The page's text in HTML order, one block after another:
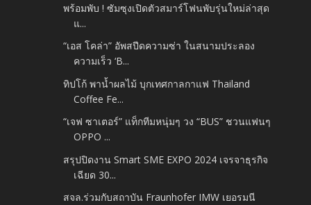
พร้อมพับ ! ซัมซุงเปิดตัวสมาร์โฟนพับรุ่นใหม่ล่าสุด
แ...
“เอส โคล่า” อัพสปีดความซ่า ในสนามประลอง
ความเร็ว ‘B...
ทิปโก้ พาน้ำผลไม้ บุกเทศกาลกาแฟ Thailand
Coffee Fe...
“เจฟ ซาเตอร์” แท็กทีมหนุ่มๆ วง “BUS” ชวนแฟนๆ
OPPO ...
สรุปปิดงาน Smart SME EXPO 2024 เจรจาธุรกิจ
เฉียด 30...
สจล.ร่วมกับสถาบัน Fraunhofer IMW เยอรมนี